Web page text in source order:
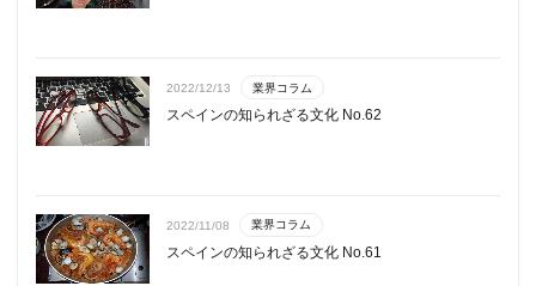
2022/12/13 業界コラム
スペインの知られざる文化 No.62
2022/11/08 業界コラム
スペインの知られざる文化 No.61